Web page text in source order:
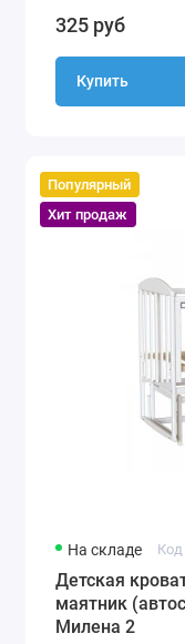
325 руб
Купить
Популярный
Хит продаж
На складе Код
Детская
маятник
Милена 2